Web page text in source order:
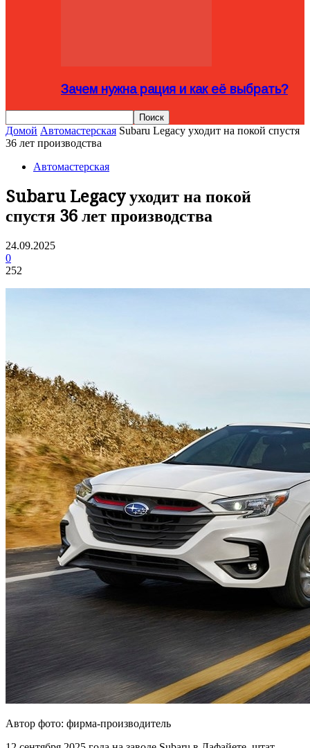
Зачем нужна рация и как её выбрать?
Домой Автомастерская Subaru Legacy уходит на покой спустя
36 лет производства
Автомастерская
Subaru Legacy уходит на покой
спустя 36 лет производства
24.09.2025
0
252
Автор фото: фирма-производитель